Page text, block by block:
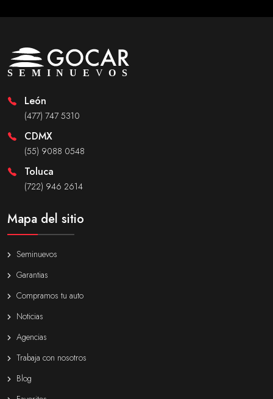
León
(477) 747 5310
CDMX
(55) 9088 0548
Toluca
(722) 946 2614
Mapa del sitio
Seminuevos
Garantias
Compramos tu auto
Noticias
Agencias
Trabaja con nosotros
Blog